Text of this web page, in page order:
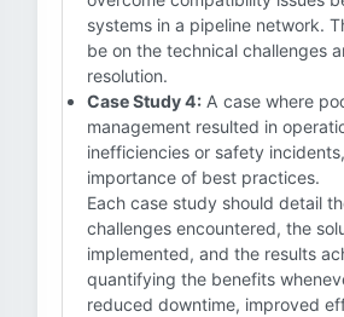
systems in a pipeline network.
be on the technical challenges
resolution.
Case Study 4: A case where
management resulted in
inefficiencies or safety
importance of best practices.
Each case study should detail
challenges encountered, the
implemented, and the results
quantifying the benefits
reduced downtime, improved